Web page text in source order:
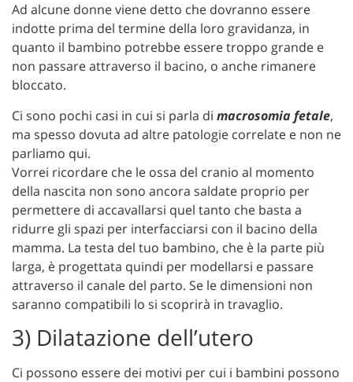
Ad alcune donne viene detto che dovranno essere
indotte prima del termine della loro gravidanza, in
quanto il bambino potrebbe essere troppo grande e
non passare attraverso il bacino, o anche rimanere
bloccato.
Ci sono pochi casi in cui si parla di macrosomia fetale,
ma spesso dovuta ad altre patologie correlate e non ne
parliamo qui.
Vorrei ricordare che le ossa del cranio al momento
della nascita non sono ancora saldate proprio per
permettere di accavallarsi quel tanto che basta a
ridurre gli spazi per interfacciarsi con il bacino della
mamma. La testa del tuo bambino, che è la parte più
larga, è progettata quindi per modellarsi e passare
attraverso il canale del parto. Se le dimensioni non
saranno compatibili lo si scoprirà in travaglio.
3) Dilatazione dell’utero
Ci possono essere dei motivi per cui i bambini possono